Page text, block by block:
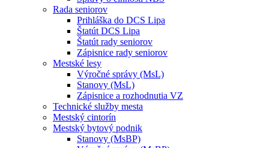
Rada seniorov
Prihláška do DCS Lipa
Štatút DCS Lipa
Štatút rady seniorov
Zápisnice rady seniorov
Mestské lesy
Výročné správy (MsL)
Stanovy (MsL)
Zápisnice a rozhodnutia VZ
Technické služby mesta
Mestský cintorín
Mestský bytový podnik
Stanovy (MsBP)